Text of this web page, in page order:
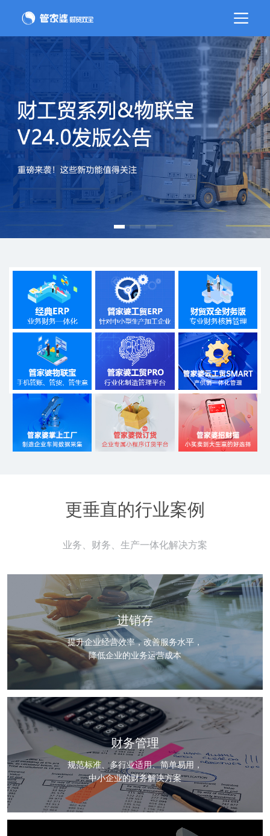
更垂直的行业案例
业务、财务、生产一体化解决方案
进销存
提升企业经营效率，改善服务水平，
降低企业的业务运营成本
财务管理
规范标准、多行业适用、简单易用，
中小企业的财务解决方案